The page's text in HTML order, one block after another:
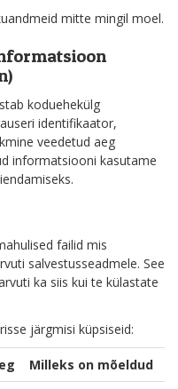
mitte mingil moel.
koduehekülg
identifikaator,
veedetud aeg
informatsiooni kasutame
failid mis
salvestusseadmele. See
ka siis kui te külastate
järgmisi küpsiseid:
Milleks on mõeldud